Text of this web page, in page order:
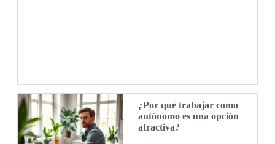
¿Por qué trabajar como
autónomo es una opción
atractiva?